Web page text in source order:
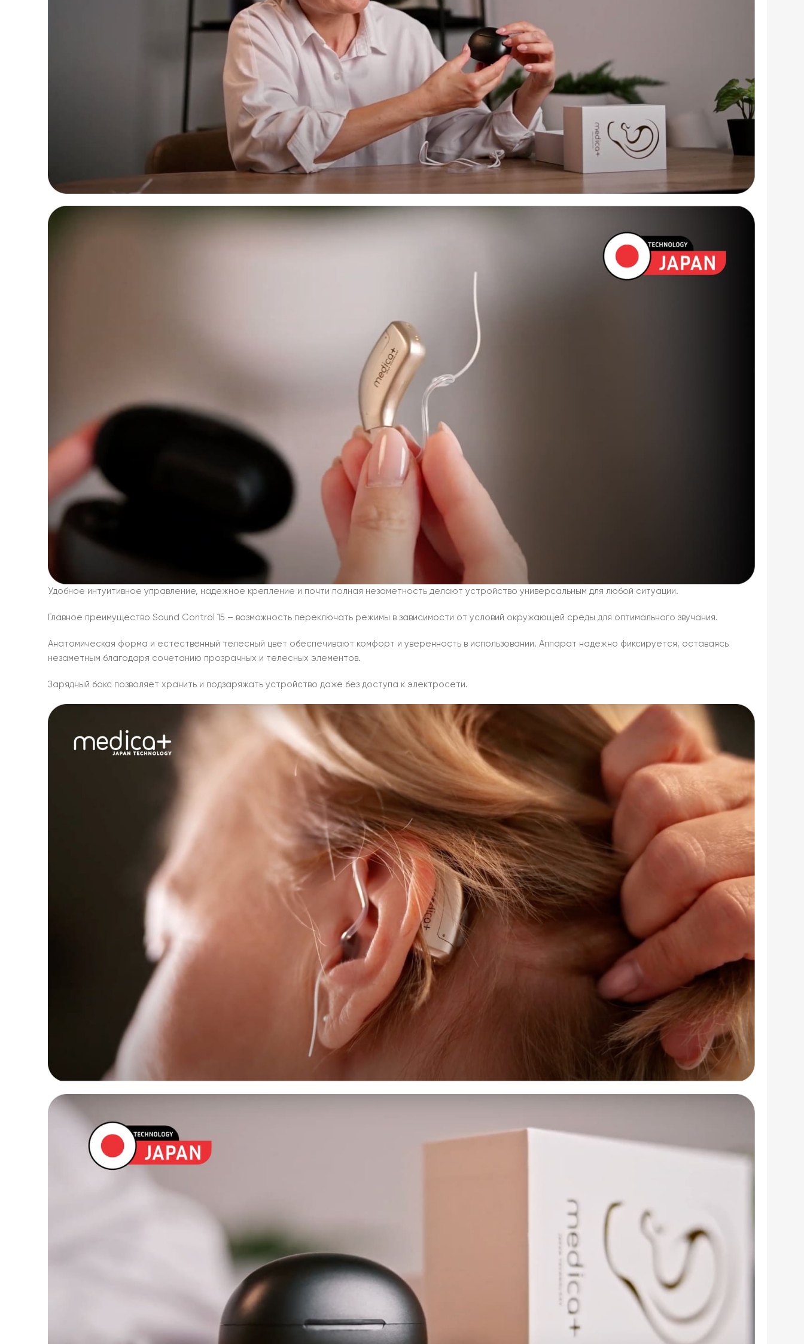
Удобное интуитивное управление, надежное крепление и почти полная незаметность делают устройство универсальным для любой ситуации.
Главное преимущество Sound Control 15 – возможность переключать режимы в зависимости от условий окружающей среды для оптимального звучания.
Анатомическая форма и естественный телесный цвет обеспечивают комфорт и уверенность в использовании. Аппарат надежно фиксируется, оставаясь
незаметным благодаря сочетанию прозрачных и телесных элементов.
Зарядный бокс позволяет хранить и подзаряжать устройство даже без доступа к электросети.